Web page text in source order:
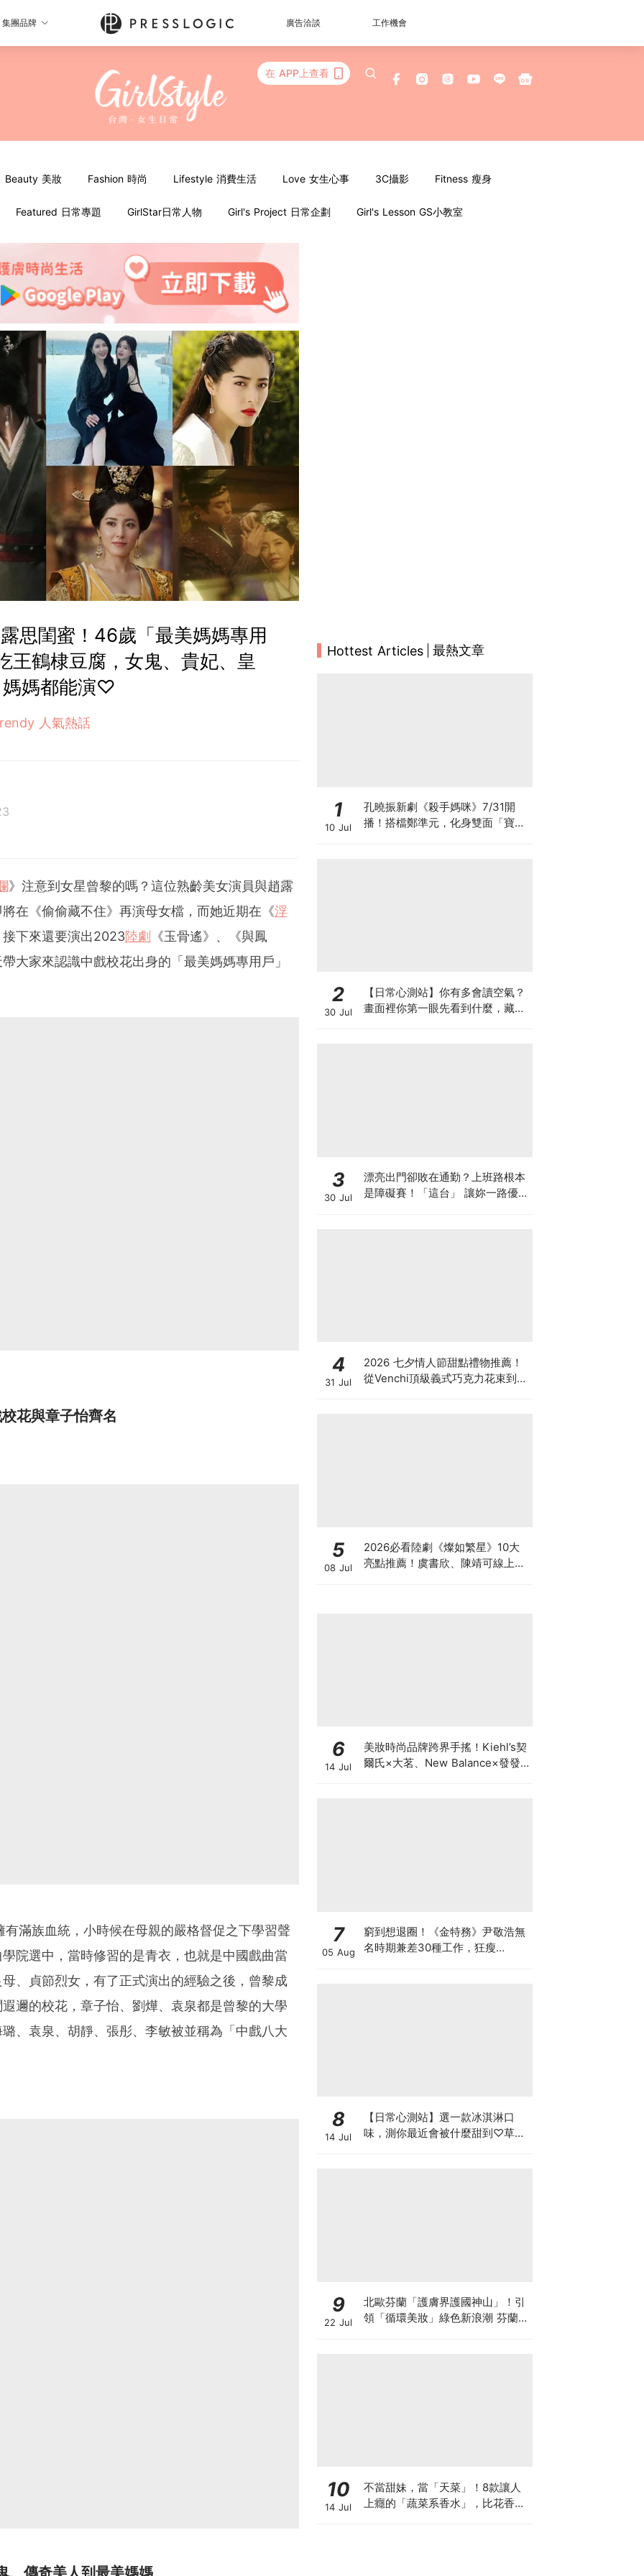
集團品牌 廣告洽談 工作機會
在 APP上查看
Beauty 美妝 Fashion 時尚 Lifestyle 消費生活 Love 女生心事 3C攝影 Fitness 瘦身
Featured 日常專題 GirlStar日常人物 Girl's Project 日常企劃 Girl's Lesson GS小教室
思閨蜜！46歲「最美媽媽專用
王鶴棣豆腐，女鬼、貴妃、皇
媽媽都能演♡
人氣熱話
》注意到女星曾黎的嗎？這位熟齡美女演員與趙露
在《偷偷藏不住》再演母女檔，而她近期在《浮
下來還要演出2023陸劇
《玉骨遙》、《與鳳
大家來認識中戲校花出身的「最美媽媽專用戶」
花與章子怡齊名
滿族血統，小時候在母親的嚴格督促之下學習聲
院選中，當時修習的是青衣，也就是中國戲曲當
、貞節烈女，有了正式演出的經驗之後，曾黎成
邇的校花，章子怡、劉燁、袁泉都是曾黎的大學
、袁泉、胡靜、張彤、李敏被並稱為「中戲八大
、傳奇美人到最美媽媽
Hottest Articles 最熱文章
1
10 Jul
孔曉振新劇《殺手媽咪》7/31開
播！搭檔鄭準元，化身雙面「寶媽
2
30 Jul
【日常心測站】你有多會讀空氣？
畫面裡你第一眼先看到什麼，藏著
3
30 Jul
漂亮出門卻敗在通勤？上班路根本
是障礙賽！「這台」 讓妳一路優雅
4
31 Jul
2026 七夕情人節甜點禮物推薦！
從Venchi頂級義式巧克力花束到
5
08 Jul
2026必看陸劇《燦如繁星》10大
亮點推薦！虞書欣、陳靖可線上看
6
14 Jul
美妝時尚品牌跨界手搖！Kiehl’s契
爾氏×大茗、New Balance×發發
7
05 Aug
窮到想退圈！《金特務》尹敬浩無
名時期兼差30種工作，狂瘦
8
14 Jul
【日常心測站】選一款冰淇淋口
味，測你最近會被什麼甜到♡草莓
9
22 Jul
北歐芬蘭「護膚界護國神山」！引
領「循環美妝」綠色新浪潮 芬蘭國
10
14 Jul
不當甜妹，當「天菜」！8款讓人
上癮的「蔬菜系香水」，比花香更